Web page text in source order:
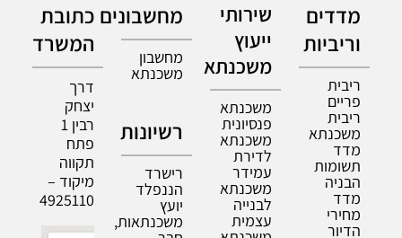
מדדים
וריביות
ריבית
פריים
ריבית
משכנתא
מדד
תשומות
הבניה
מדד
מחירי
הדיור
שירותי
ייעוץ
משכנתא
משכנתא
פנסיונית
משכנתא
לדירת
עמידר
משכנתא
לבנייה
עצמית
מחשבונים
מחשבון
משכנתא
רשיונות
רישרד
הננפלד
יועץ
משכנתאות,
כתובת
המשרד
דרך
יצחק
רבין 1
פתח
תקווה
מיקוד –
4925110